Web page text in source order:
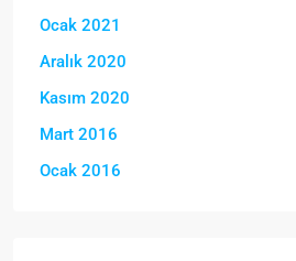
Ocak 2021
Aralık 2020
Kasım 2020
Mart 2016
Ocak 2016